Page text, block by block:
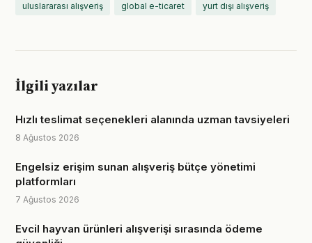
uluslararası alışveriş global e-ticaret yurt dışı alışveriş
İlgili yazılar
Hızlı teslimat seçenekleri alanında uzman tavsiyeleri
8 Ağustos 2026
Engelsiz erişim sunan alışveriş bütçe yönetimi
platformları
7 Ağustos 2026
Evcil hayvan ürünleri alışverişi sırasında ödeme